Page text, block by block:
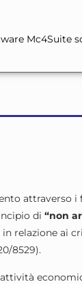
Mc4Suite
attraverso i
di “non
relazione ai
8529).